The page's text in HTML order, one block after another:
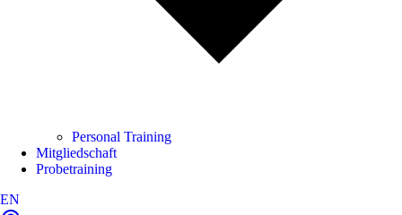
Personal Training
Mitgliedschaft
Probetraining
EN